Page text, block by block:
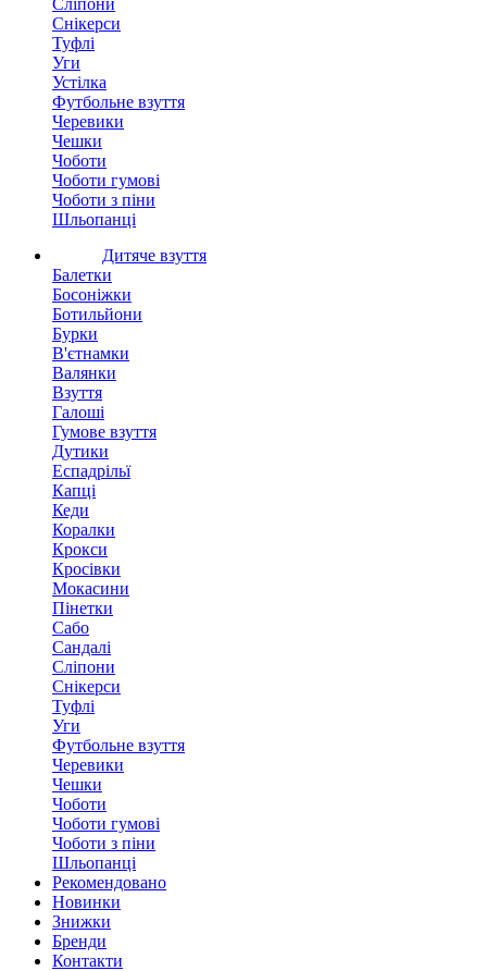
Сліпони
Снікерси
Туфлі
Уги
Устілка
Футбольне взуття
Черевики
Чешки
Чоботи
Чоботи гумові
Чоботи з піни
Шльопанці
Дитяче взуття
Балетки
Босоніжки
Ботильйони
Бурки
В'єтнамки
Валянки
Взуття
Галоші
Гумове взуття
Дутики
Еспадрільї
Капці
Кеди
Коралки
Крокси
Кросівки
Мокасини
Пінетки
Сабо
Сандалі
Сліпони
Снікерси
Туфлі
Уги
Футбольне взуття
Черевики
Чешки
Чоботи
Чоботи гумові
Чоботи з піни
Шльопанці
Рекомендовано
Новинки
Знижки
Бренди
Контакти